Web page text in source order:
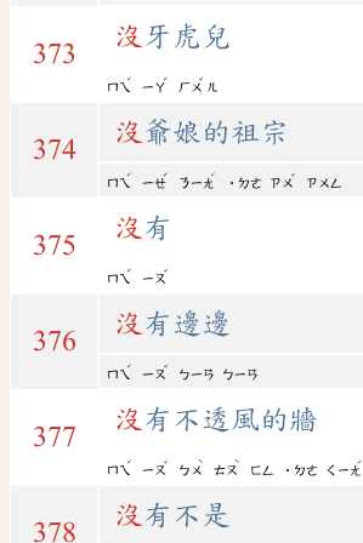
373
沒 牙虎兒
ㄇㄟ
ˊ
ㄧㄚ
ˊ
ㄏㄨ
ˇ
ㄦ
374
沒 爺娘的祖宗
ㄇㄟ
ˊ
ㄧㄝ
ˊ
ㄋㄧㄤ
ˊ
˙ㄉㄜ ㄗㄨ
ˇ
ㄗㄨㄥ
375
沒 有
ㄇㄟ
ˊ
ㄧㄡ
ˇ
376
沒 有邊邊
ㄇㄟ
ˊ
ㄧㄡ
ˇ
ㄅㄧㄢ ㄅㄧㄢ
377
沒 有不透風的牆
ㄇㄟ
ˊ
ㄧㄡ
ˇ
ㄅㄨ
ˋ
ㄊㄡ
ˋ
ㄈㄥ ˙ㄉㄜ ㄑㄧㄤ
ˊ
378
沒 有不是